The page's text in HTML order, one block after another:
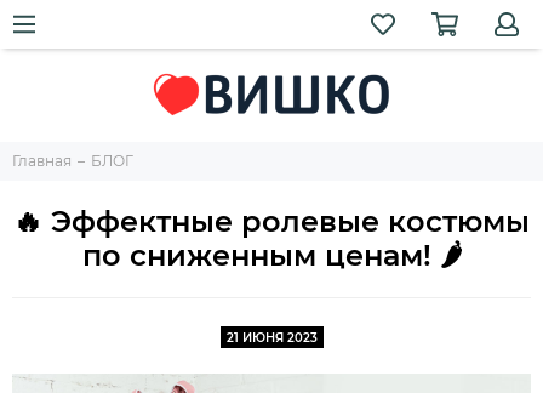
Главная БЛОГ
🔥 Эффектные ролевые костюмы
по сниженным ценам! 🌶️
21 ИЮНЯ 2023